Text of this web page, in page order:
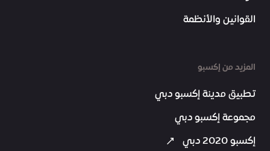
القوانين والأنظمة
المزيد من إكسبو
تطبيق مدينة إكسبو دبي
مجموعة إكسبو دبي
إكسبو 2020 دبي